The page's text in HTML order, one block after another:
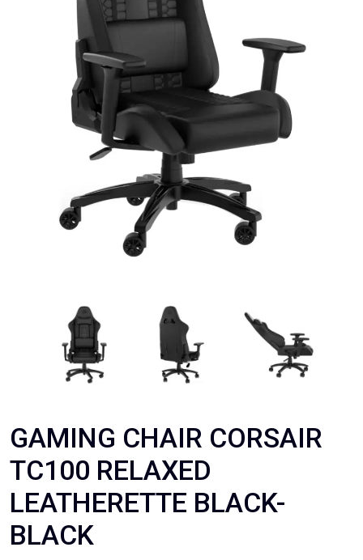
GAMING CHAIR CORSAIR
TC100 RELAXED
LEATHERETTE BLACK-
BLACK